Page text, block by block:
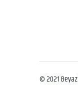
© 2021 Beyaz